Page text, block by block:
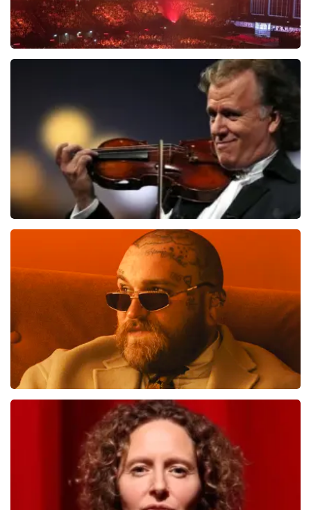
BESTEL NU
laatste 30 minuten
BESTEL NU
Teddy Swims
laatste 30 minuten
BESTEL NU